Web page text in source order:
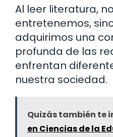
Al leer literatura,
entretenemos,
adquirimos una
profunda de las
enfrentan
nuestra sociedad.
Quizás también te
en Ciencias de la